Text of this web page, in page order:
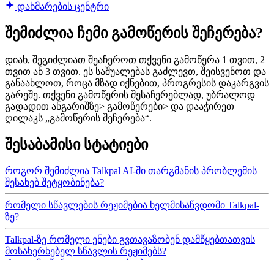
დახმარების ცენტრი
შემიძლია ჩემი გამოწერის შეჩერება?
დიახ, შეგიძლიათ შეაჩეროთ თქვენი გამოწერა 1 თვით, 2
თვით ან 3 თვით. ეს საშუალებას გაძლევთ, შეისვენოთ და
განაახლოთ, როცა მზად იქნებით, პროგრესის დაკარგვის
გარეშე. თქვენი გამოწერის შესაჩერებლად, უბრალოდ
გადადით ანგარიშზე> გამოწერები> და დააჭირეთ
ღილაკს „გამოწერის შეჩერება“.
შესაბამისი სტატიები
როგორ შემიძლია Talkpal AI-ში თარგმანის პრობლემის
შესახებ შეტყობინება?
რომელი სწავლების რეჟიმებია ხელმისაწვდომი Talkpal-
ზე?
Talkpal-ზე რომელი ენები გვთავაზობენ დამწყებთათვის
მოსახერხებელ სწავლის რეჟიმებს?